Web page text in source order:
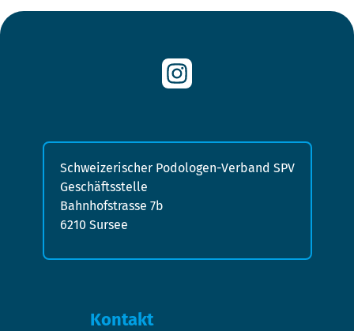
Kontakt
Schweizerischer Podologen-Verband SPV
Geschäftsstelle
Bahnhofstrasse 7b
6210 Sursee